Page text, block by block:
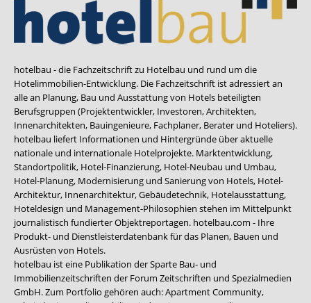
hotelbau - die Fachzeitschrift zu Hotelbau und rund um die
Hotelimmobilien-Entwicklung. Die Fachzeitschrift ist adressiert an
alle an Planung, Bau und Ausstattung von Hotels beteiligten
Berufsgruppen (Projektentwickler, Investoren, Architekten,
Innenarchitekten, Bauingenieure, Fachplaner, Berater und Hoteliers).
hotelbau liefert Informationen und Hintergründe über aktuelle
nationale und internationale Hotelprojekte. Marktentwicklung,
Standortpolitik, Hotel-Finanzierung, Hotel-Neubau und Umbau,
Hotel-Planung, Modernisierung und Sanierung von Hotels, Hotel-
Architektur, Innenarchitektur, Gebäudetechnik, Hotelausstattung,
Hoteldesign und Management-Philosophien stehen im Mittelpunkt
journalistisch fundierter Objektreportagen. hotelbau.com - Ihre
Produkt- und Dienstleisterdatenbank für das Planen, Bauen und
Ausrüsten von Hotels.
hotelbau ist eine Publikation der Sparte Bau- und
Immobilienzeitschriften der Forum Zeitschriften und Spezialmedien
GmbH. Zum Portfolio gehören auch:Apartment Community,